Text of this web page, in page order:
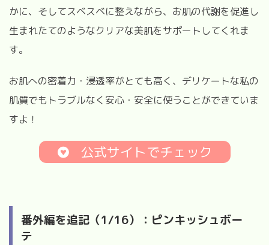
かに、そしてスベスベに整えながら、お肌の代謝を促進し
生まれたてのようなクリアな美肌をサポートしてくれま
す。
お肌への密着力・浸透率がとても高く、デリケートな私の
肌質でもトラブルなく安心・安全に使うことができていま
すよ！
公式サイトでチェック
番外編を追記（1/16）：ピンキッシュボー
テ